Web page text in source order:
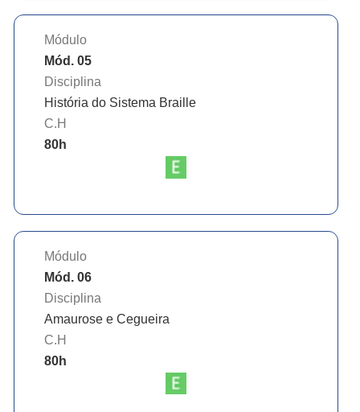
Módulo
Mód. 05
Disciplina
História do Sistema Braille
C.H
80h
Módulo
Mód. 06
Disciplina
Amaurose e Cegueira
C.H
80h